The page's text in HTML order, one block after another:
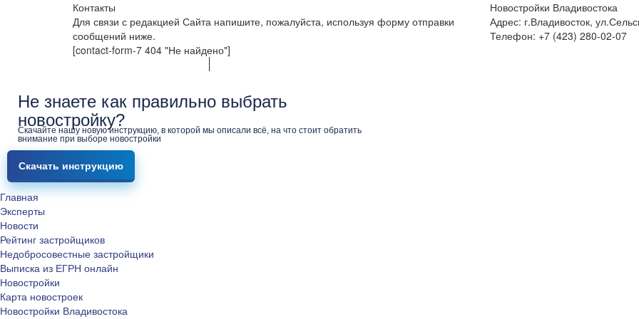
Контакты
Для связи с редакцией Сайта напишите, пожалуйста, используя форму отправки
сообщений ниже.
[contact-form-7 404 "Не найдено"]
Новостройки Владивостока
Адрес: г.Владивосток,
Телефон: +7 (423) 280-02-07
Не знаете как правильно выбрать
новостройку?
Скачайте нашу новую инструкцию, в которой мы описали всё, на что стоит обратить
внимание при выборе новостройки
Скачать инструкцию
Главная
Эксперты
Новости
Рейтинг застройщиков
Недобросовестные застройщики
Выписка из ЕГРН онлайн
Новостройки
Карта новостроек
Новостройки Владивостока